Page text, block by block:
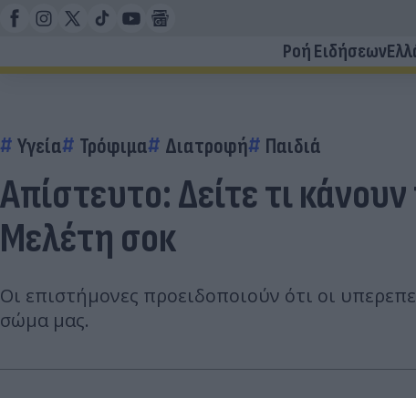
Ροή Ειδήσεων
Υγεία Τρόφιμα Διατροφή Παιδιά
Απίστευτο: Δείτε τι
Μελέτη σοκ
Οι επιστήμονες προειδοποιούν ότι οι
σώμα μας.